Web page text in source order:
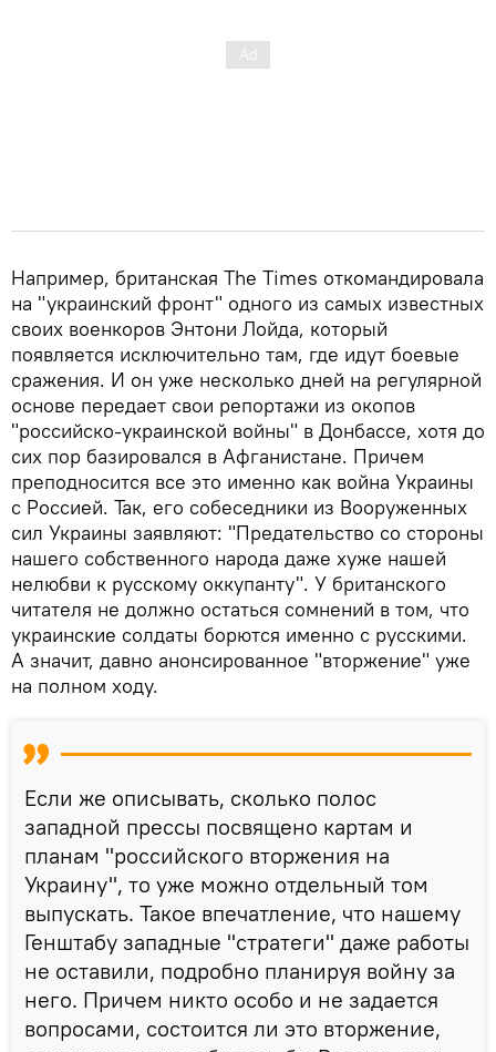
Например, британская The Times откомандировала
на "украинский фронт" одного из самых известных
своих военкоров Энтони Лойда, который
появляется исключительно там, где идут боевые
сражения. И он уже несколько дней на регулярной
основе передает свои репортажи из окопов
"российско-украинской войны" в Донбассе, хотя до
сих пор базировался в Афганистане. Причем
преподносится все это именно как война Украины
с Россией. Так, его собеседники из Вооруженных
сил Украины заявляют: "Предательство со стороны
нашего собственного народа даже хуже нашей
нелюбви к русскому оккупанту". У британского
читателя не должно остаться сомнений в том, что
украинские солдаты борются именно с русскими.
А значит, давно анонсированное "вторжение" уже
на полном ходу.
Если же описывать, сколько полос
западной прессы посвящено картам и
планам "российского вторжения на
Украину", то уже можно отдельный том
выпускать. Такое впечатление, что нашему
Генштабу западные "стратеги" даже работы
не оставили, подробно планируя войну за
него. Причем никто особо и не задается
вопросами, состоится ли это вторжение,